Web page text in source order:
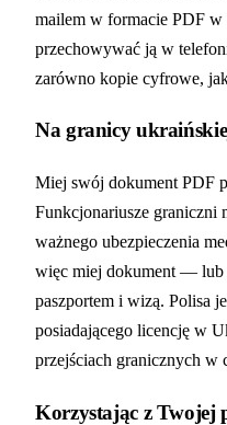
mailem w formacie PDF w
przechowywać ją w
zarówno kopie cyfrowe,
Na granicy
Miej swój dokument PDF
Funkcjonariusze graniczni
ważnego ubezpieczenia
więc miej dokument — lub
paszportem i wizą. Polisa
posiadającego licencję w
przejściach granicznych w
Korzystając z Twojej